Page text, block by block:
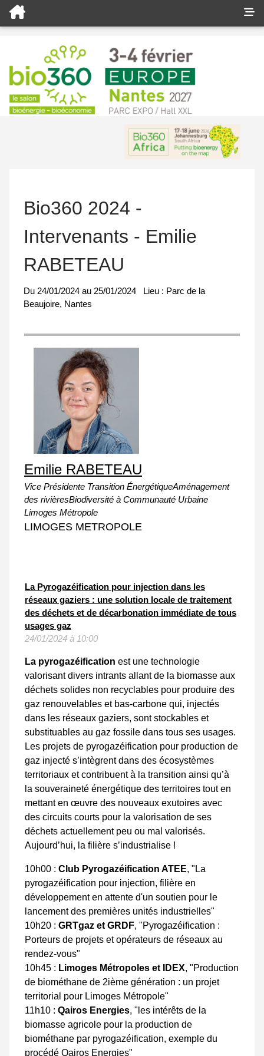
Bio360 2024 -
Intervenants - Emilie
RABETEAU
Du 24/01/2024 au 25/01/2024 Lieu : Parc de la
Beaujoire, Nantes
Emilie RABETEAU
Vice Présidente Transition ÉnergétiqueAménagement
des rivièresBiodiversité à Communauté Urbaine
Limoges Métropole
LIMOGES METROPOLE
La Pyrogazéification pour injection dans les
réseaux gaziers : une solution locale de traitement
des déchets et de décarbonation immédiate de tous
usages gaz
24/01/2024 à 10:00
La pyrogazéification est une technologie
valorisant divers intrants allant de la biomasse aux
déchets solides non recyclables pour produire des
gaz renouvelables et bas-carbone qui, injectés
dans les réseaux gaziers, sont stockables et
substituables au gaz fossile dans tous ses usages.
Les projets de pyrogazéification pour production de
gaz injecté s’intègrent dans des écosystèmes
territoriaux et contribuent à la transition ainsi qu’à
la souveraineté énergétique des territoires tout en
mettant en œuvre des nouveaux exutoires avec
des circuits courts pour la valorisation de ses
déchets actuellement peu ou mal valorisés.
Aujourd’hui, la filière s’industrialise !
10h00 : Club Pyrogazéification ATEE, "La
pyrogazéification pour injection, filière en
développement en attente d'un soutien pour le
lancement des premières unités industrielles"
10h20 : GRTgaz et GRDF, "Pyrogazéification :
Porteurs de projets et opérateurs de réseaux au
rendez-vous"
10h45 : Limoges Métropoles et IDEX, "Production
de biométhane de 2ième génération : un projet
territorial pour Limoges Métropole"
11h10 : Qairos Energies, "les intérêts de la
biomasse agricole pour la production de
biométhane par pyrogazéification, exemple du
procédé Qairos Energies"